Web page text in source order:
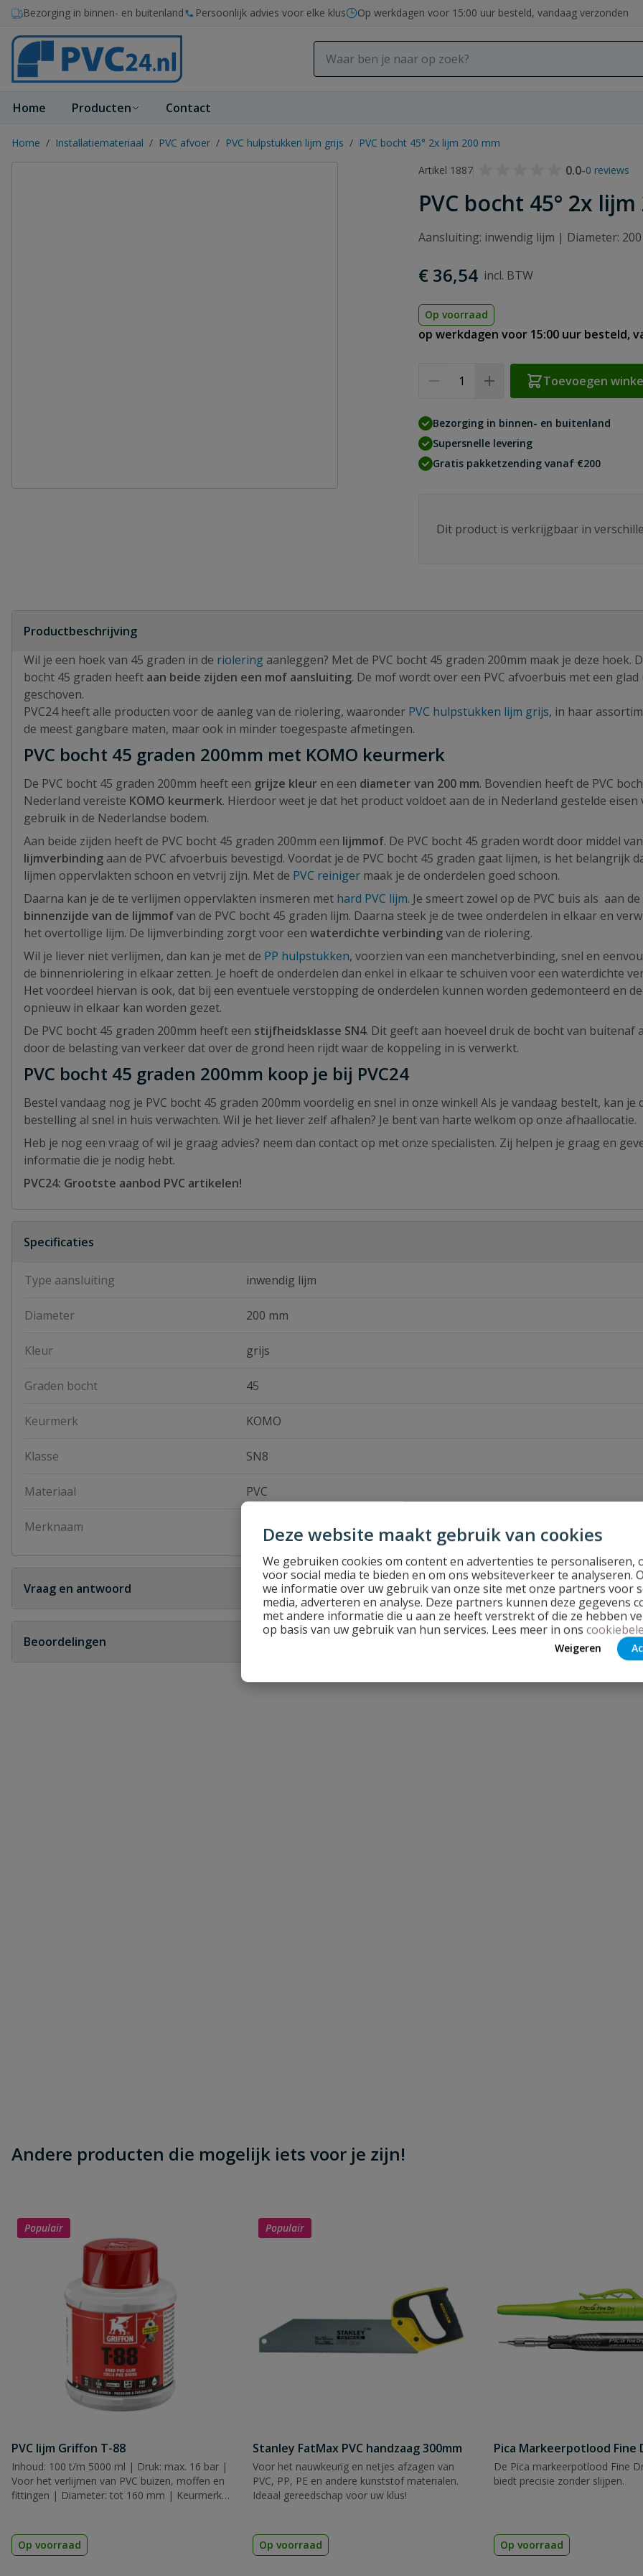
Deze website maakt gebruik van cookies
We gebruiken cookies om content en advertenties te personaliseren,
voor social media te bieden en om ons websiteverkeer te analyseren.
we informatie over uw gebruik van onze site met onze partners voor
media, adverteren en analyse. Deze partners kunnen deze gegevens
met andere informatie die u aan ze heeft verstrekt of die ze hebben
op basis van uw gebruik van hun services. Lees meer in ons
Weigeren
Ga naar de inhoud
Bezorging in binnen- en buitenland Persoonlijk advies voor elke klus Op werkdagen voor 15:00 uur besteld, vandaag verzonden
Home Producten Contact
Home / Installatiemateriaal / PVC afvoer / PVC hulpstukken lijm grijs / PVC bocht 45° 2x lijm 200 mm
Artikel 1887
0.0-0 reviews
PVC bocht 45° 2x
Aansluiting: inwendig lijm | Diameter:
€ 36,54
Op voorraad
op werkdagen voor 15:00 uur besteld,
Toevoegen
Bezorging in binnen- en buitenland
Supersnelle levering
Gratis pakketzending vanaf €200
Dit product is verkrijgbaar in
Productbeschrijving
Wil je een hoek van 45 graden in de riolering aanleggen? Met de PVC bocht 45 graden 200mm maak je deze hoek.
bocht 45 graden heeft aan beide zijden een mof aansluiting. De mof wordt over een PVC afvoerbuis met een glad
geschoven.
PVC24 heeft alle producten voor de aanleg van de riolering, waaronder PVC hulpstukken lijm grijs, in haar
de meest gangbare maten, maar ook in minder toegespaste afmetingen.
PVC bocht 45 graden 200mm met KOMO keurmerk
De PVC bocht 45 graden 200mm heeft een grijze kleur en een diameter van 200 mm. Bovendien heeft de PVC
Nederland vereiste KOMO keurmerk. Hierdoor weet je dat het product voldoet aan de in Nederland gestelde eisen
gebruik in de Nederlandse bodem.
Aan beide zijden heeft de PVC bocht 45 graden 200mm een lijmmof. De PVC bocht 45 graden wordt door middel
lijmverbinding aan de PVC afvoerbuis bevestigd. Voordat je de PVC bocht 45 graden gaat lijmen, is het belangrijk
lijmen oppervlakten schoon en vetvrij zijn. Met de PVC reiniger maak je de onderdelen goed schoon.
Daarna kan je de te verlijmen oppervlakten insmeren met hard PVC lijm. Je smeert zowel op de PVC buis als aan de
binnenzijde van de lijmmofvan de PVC bocht 45 graden lijm. Daarna steek je de twee onderdelen in elkaar en
het overtollige lijm. De lijmverbinding zorgt voor een waterdichte verbindingvan de riolering.
Wil je liever niet verlijmen, dan kan je met de PP hulpstukken, voorzien van een manchetverbinding, snel en
de binnenriolering in elkaar zetten. Je hoeft de onderdelen dan enkel in elkaar te schuiven voor een waterdichte
Het voordeel hiervan is ook, dat bij een eventuele verstopping de onderdelen kunnen worden gedemonteerd en
opnieuw in elkaar kan worden gezet.
De PVC bocht 45 graden 200mm heeft een stijfheidsklasse SN4. Dit geeft aan hoeveel druk de bocht van buitenaf
door de belasting van verkeer dat over de grond heen rijdt waar de koppeling in is verwerkt.
PVC bocht 45 graden 200mm koop je bij PVC24
Bestel vandaag nog je PVC bocht 45 graden 200mm voordelig en snel in onze winkel! Als je vandaag bestelt, kan je
bestelling al snel in huis verwachten. Wil je het liever zelf afhalen? Je bent van harte welkom op onze afhaallocatie.
Heb je nog een vraag of wil je graag advies? neem dan contact op met onze specialisten. Zij helpen je graag en
informatie die je nodig hebt.
PVC24: Grootste aanbod PVC artikelen!
Specificaties
Type aansluiting inwendig lijm
Diameter 200 mm
Kleur grijs
Graden bocht 45
Keurmerk KOMO
Klasse SN8
Materiaal PVC
Merknaam Pipelife
Vraag en antwoord
Geen vragen
Heb je zelf ook een vraag over dit product? Stel jouw
Beoordelingen
Andere producten die mogelijk iets voor je zijn!
Populair
PVC lijm Griffon T-88
Inhoud: 100 t/m 5000 ml | Druk: max. 16 bar |
Voor het verlijmen van PVC buizen, moffen en
fittingen | Diameter: tot 160 mm | Keurmerk:
Op voorraad
Populair
Stanley FatMax PVC handzaag 300mm
Voor het nauwkeurig en netjes afzagen van
PVC, PP, PE en andere kunststof materialen.
Ideaal gereedschap voor uw klus!
Op voorraad
Pica Markeerpotlood Fine
De Pica markeerpotlood Fine
biedt precisie zonder slijpen.
Op voorraad